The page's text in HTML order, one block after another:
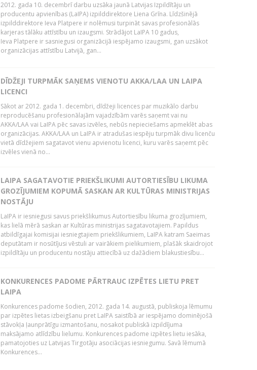
2012. gada 10. decembrī darbu uzsāka jaunā Latvijas Izpildītāju un
producentu apvienības (LaIPA) izpilddirektore Liena Grīna. Līdzšinējā
izpilddirektore Ieva Platpere ir nolēmusi turpināt savas profesionālās
karjeras tālāku attīstību un izaugsmi. Strādājot LaIPA 10 gadus,
Ieva Platpere ir sasniegusi organizācijā iespējamo izaugsmi, gan uzsākot
organizācijas attīstību Latvijā, gan...
DĪDŽEJI TURPMĀK SAŅEMS VIENOTU AKKA/LAA UN LAIPA
LICENCI
Sākot ar 2012. gada 1. decembri, dīdžeji licences par muzikālo darbu
reproducēšanu profesionālajām vajadzībām varēs saņemt vai nu
AKKA/LAA vai LaIPA pēc savas izvēles, nebūs nepieciešams apmeklēt abas
organizācijas. AKKA/LAA un LaIPA ir atradušas iespēju turpmāk divu licenču
vietā dīdžejiem sagatavot vienu apvienotu licenci, kuru varēs saņemt pēc
izvēles vienā no...
LAIPA SAGATAVOTIE PRIEKŠLIKUMI AUTORTIESĪBU LIKUMA
GROZĪJUMIEM KOPUMĀ SASKAN AR KULTŪRAS MINISTRIJAS
NOSTĀJU
LaIPA ir iesniegusi savus priekšlikumus Autortiesību likuma grozījumiem,
kas lielā mērā saskan ar Kultūras ministrijas sagatavotajiem. Papildus
atbildīgajai komisijai iesniegtajiem priekšlikumiem, LaIPA katram Saeimas
deputātam ir nosūtījusi vēstuli ar vairākiem pielikumiem, plašāk skaidrojot
izpildītāju un producentu nostāju attiecībā uz dažādiem blakustiesību...
KONKURENCES PADOME PĀRTRAUC IZPĒTES LIETU PRET
LAIPA
Konkurences padome šodien, 2012. gada 14. augustā, publiskoja lēmumu
par izpētes lietas izbeigšanu pret LaIPA saistībā ar iespējamo dominējošā
stāvokļa ļaunprātīgu izmantošanu, nosakot publiskā izpildījuma
maksājamo atlīdzību lielumu. Konkurences padome izpētes lietu iesāka,
pamatojoties uz Latvijas Tirgotāju asociācijas iesniegumu. Savā lēmumā
Konkurences...